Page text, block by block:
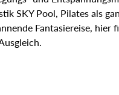
von Bewegungs- und
oder die